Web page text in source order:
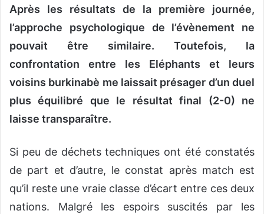
r
u
c
o
u
l
Après les résultats de la première journée,
l’approche psychologique de l’évènement ne
pouvait être similaire. Toutefois, la
confrontation entre les Eléphants et leurs
voisins burkinabè me laissait présager d’un duel
plus équilibré que le résultat final (2-0) ne
laisse transparaître.
Si peu de déchets techniques ont été constatés
de part et d’autre, le constat après match est
qu’il reste une vraie classe d’écart entre ces deux
nations. Malgré les espoirs suscités par les